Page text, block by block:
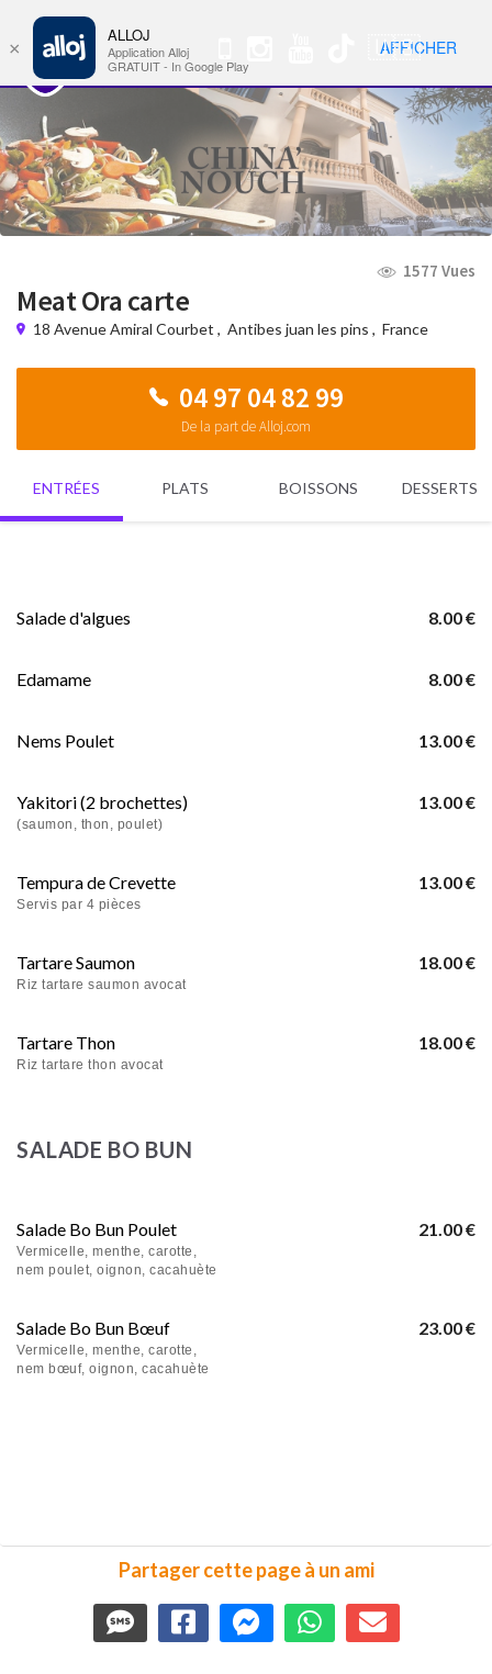
🇺🇸 Nav
1577 Vues
Meat Ora carte
18 Avenue Amiral Courbet , Antibes juan les pins , France
04 97 04 82 99
De la part de Alloj.com
ENTRÉES PLATS BOISSONS DESSERTS
8.00 €
Salade d'algues
8.00 €
Edamame
13.00 €
Nems Poulet
13.00 €
Yakitori (2 brochettes)
(saumon, thon, poulet)
13.00 €
Tempura de Crevette
Servis par 4 pièces
18.00 €
Tartare Saumon
Riz tartare saumon avocat
18.00 €
Tartare Thon
Riz tartare thon avocat
SALADE BO BUN
21.00 €
Salade Bo Bun Poulet
Vermicelle, menthe, carotte,
nem poulet, oignon, cacahuète
23.00 €
Salade Bo Bun Bœuf
Vermicelle, menthe, carotte,
nem bœuf, oignon, cacahuète
Partager cette page à un ami
×
ALLOJ
Application Alloj
GRATUIT - In Google Play
AFFICHER